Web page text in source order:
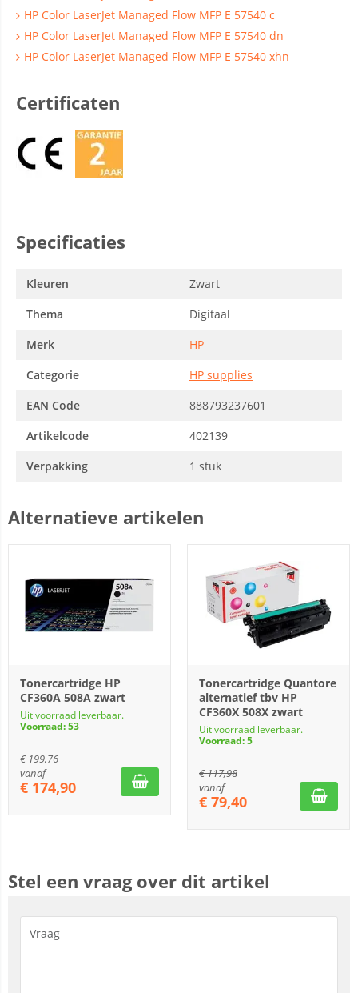
HP Color LaserJet Managed Flow MFP E 57540 c
HP Color LaserJet Managed Flow MFP E 57540 dn
HP Color LaserJet Managed Flow MFP E 57540 xhn
Certificaten
Specificaties
Kleuren
Zwart
Thema
Digitaal
Merk
HP
Categorie
HP supplies
EAN Code
888793237601
Artikelcode
402139
Verpakking
1 stuk
Alternatieve artikelen
Tonercartridge HP
CF360A 508A zwart
Uit voorraad leverbaar.
Voorraad: 53
€199,76
vanaf
€ 174,90
Tonercartridge Quantore
alternatief tbv HP
CF360X 508X zwart
Uit voorraad leverbaar.
Voorraad: 5
€117,98
vanaf
€ 79,40
Stel een vraag over dit artikel